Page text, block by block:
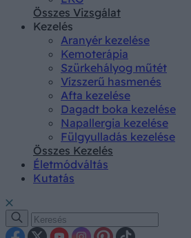
Összes Vizsgálat
Kezelés
Aranyér kezelése
Kemoterápia
Szürkehályog műtét
Vízszerű hasmenés
Afta kezelése
Dagadt boka kezelése
Napallergia kezelése
Fülgyulladás kezelése
Összes Kezelés
Életmódváltás
Kutatás